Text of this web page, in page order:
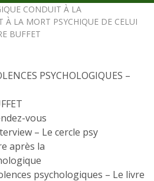
CONDUIT À LA
À LA MORT PSYCHIQUE DE CELUI
BUFFET
PSYCHOLOGIQUES –
vous
– Le cercle psy
après la
psychologiques – Le livre